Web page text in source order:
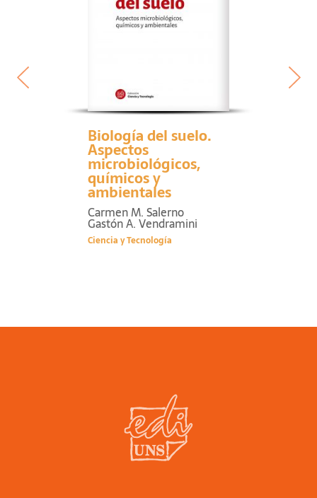
Biología del suelo.
Aspectos
microbiológicos,
químicos y
ambientales
Carmen M. Salerno
Gastón A. Vendramini
Ciencia y Tecnología